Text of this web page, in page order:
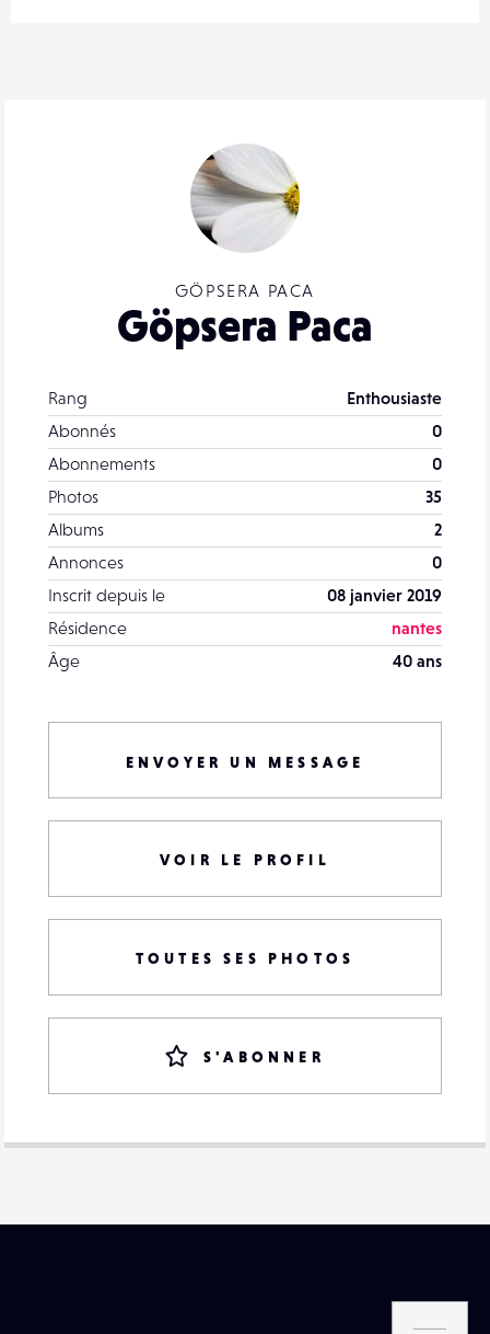
GÖPSERA PACA
Göpsera Paca
Rang
Enthousiaste
Abonnés
0
Abonnements
0
Photos
35
Albums
2
Annonces
0
Inscrit depuis le
08 janvier 2019
Résidence
nantes
Âge
40 ans
ENVOYER UN MESSAGE
VOIR LE PROFIL
TOUTES SES PHOTOS
S'ABONNER